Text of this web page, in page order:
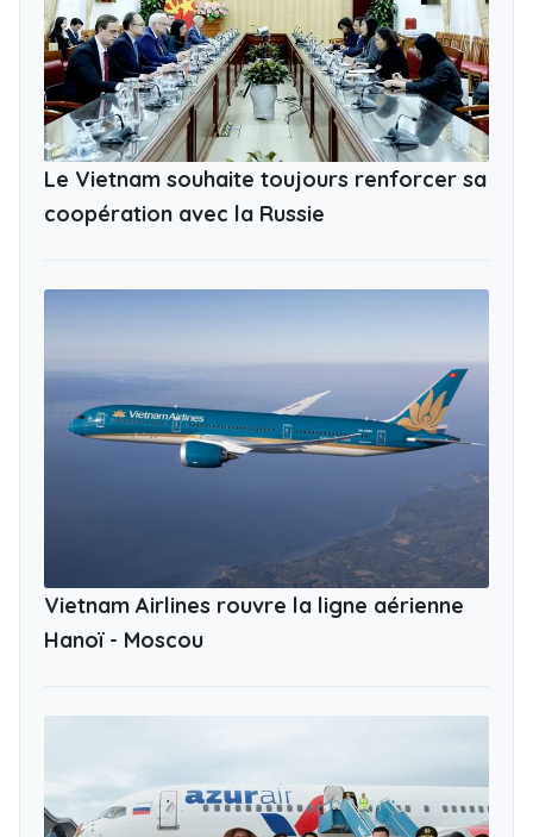
Le Vietnam souhaite toujours renforcer sa
coopération avec la Russie
Vietnam Airlines rouvre la ligne aérienne
Hanoï - Moscou